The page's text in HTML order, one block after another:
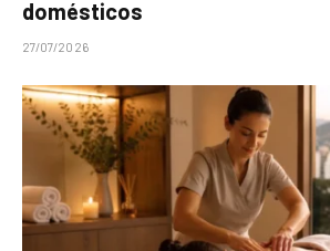
domésticos
27/07/2026